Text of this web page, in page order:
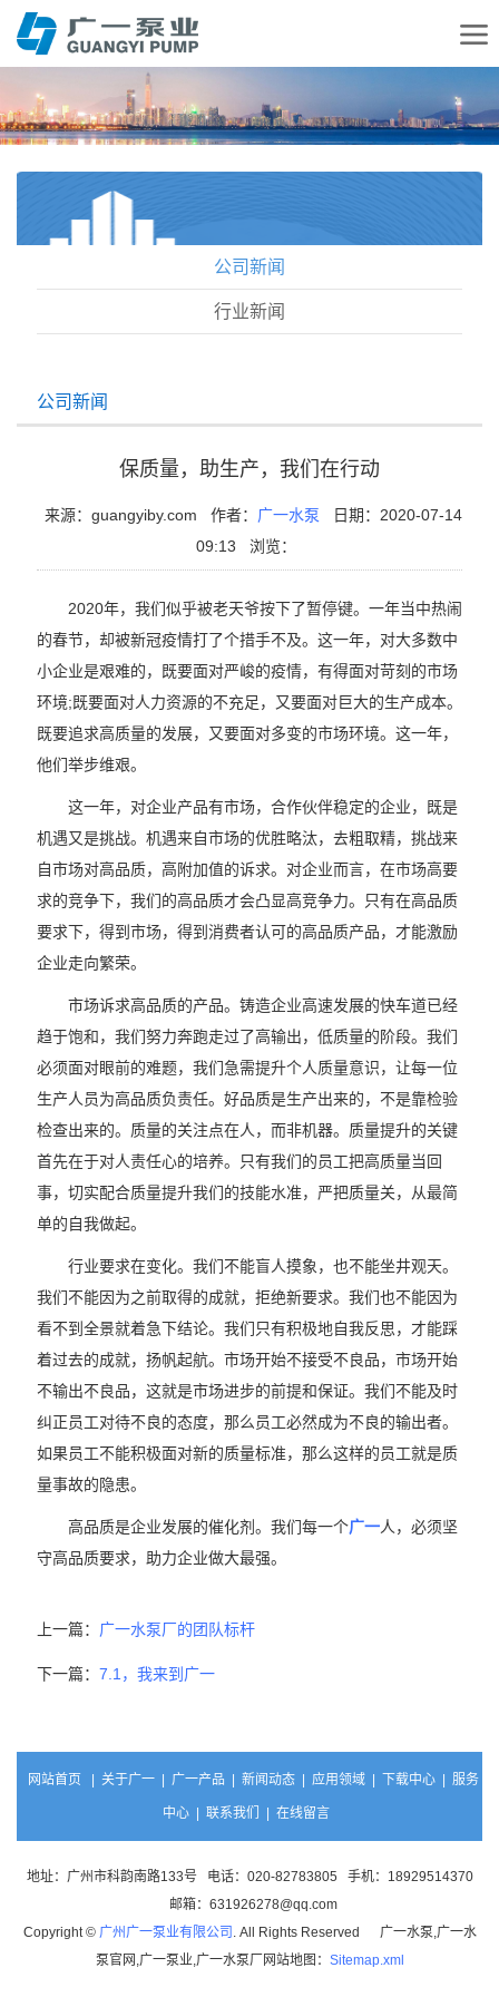
公司新闻
行业新闻
公司新闻
保质量，助生产，我们在行动
来源：guangyiby.com 作者： 广一水泵
日期：2020-07-14
09:13
浏览：
2020年，我们似乎被老天爷按下了暂停键。一年当中热闹
的春节，却被新冠疫情打了个措手不及。这一年，对大多数中
小企业是艰难的，既要面对严峻的疫情，有得面对苛刻的市场
环境;既要面对人力资源的不充足，又要面对巨大的生产成本。
既要追求高质量的发展，又要面对多变的市场环境。这一年，
他们举步维艰。
这一年，对企业产品有市场，合作伙伴稳定的企业，既是
机遇又是挑战。机遇来自市场的优胜略汰，去粗取精，挑战来
自市场对高品质，高附加值的诉求。对企业而言，在市场高要
求的竞争下，我们的高品质才会凸显高竞争力。只有在高品质
要求下，得到市场，得到消费者认可的高品质产品，才能激励
企业走向繁荣。
市场诉求高品质的产品。铸造企业高速发展的快车道已经
趋于饱和，我们努力奔跑走过了高输出，低质量的阶段。我们
必须面对眼前的难题，我们急需提升个人质量意识，让每一位
生产人员为高品质负责任。好品质是生产出来的，不是靠检验
检查出来的。质量的关注点在人，而非机器。质量提升的关键
首先在于对人责任心的培养。只有我们的员工把高质量当回
事，切实配合质量提升我们的技能水准，严把质量关，从最简
单的自我做起。
行业要求在变化。我们不能盲人摸象，也不能坐井观天。
我们不能因为之前取得的成就，拒绝新要求。我们也不能因为
看不到全景就着急下结论。我们只有积极地自我反思，才能踩
着过去的成就，扬帆起航。市场开始不接受不良品，市场开始
不输出不良品，这就是市场进步的前提和保证。我们不能及时
纠正员工对待不良的态度，那么员工必然成为不良的输出者。
如果员工不能积极面对新的质量标准，那么这样的员工就是质
量事故的隐患。
高品质是企业发展的催化剂。我们每一个广一人，必须坚
守高品质要求，助力企业做大最强。
上一篇： 广一水泵厂的团队标杆
下一篇： 7.1，我来到广一
网站首页 关于广一 广一产品 新闻动态 应用领域 下载中心 服务
中心 联系我们 在线留言
地址：广州市科韵南路133号 电话：020-82783805 手机：18929514370
邮箱：631926278@qq.com
Copyright © 广州广一泵业有限公司 . All Rights Reserved 广一水泵,广一水
泵官网,广一泵业,广一水泵厂网站地图： Sitemap.xml